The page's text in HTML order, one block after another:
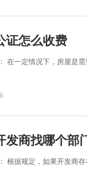
证怎么收费
在一定情况下，房屋是
发商找哪个部
根据规定，如果开发商